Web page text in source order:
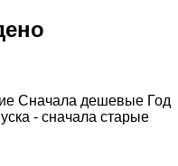
Сначала дешевые Год
- сначала старые